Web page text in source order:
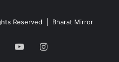
Reserved | Bharat Mirror
Twitter YouTubeInstagram